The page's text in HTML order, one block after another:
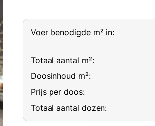
Voer benodigde m² in:
Totaal aantal m²:
Doosinhoud m²:
Prijs per doos:
Totaal aantal dozen: